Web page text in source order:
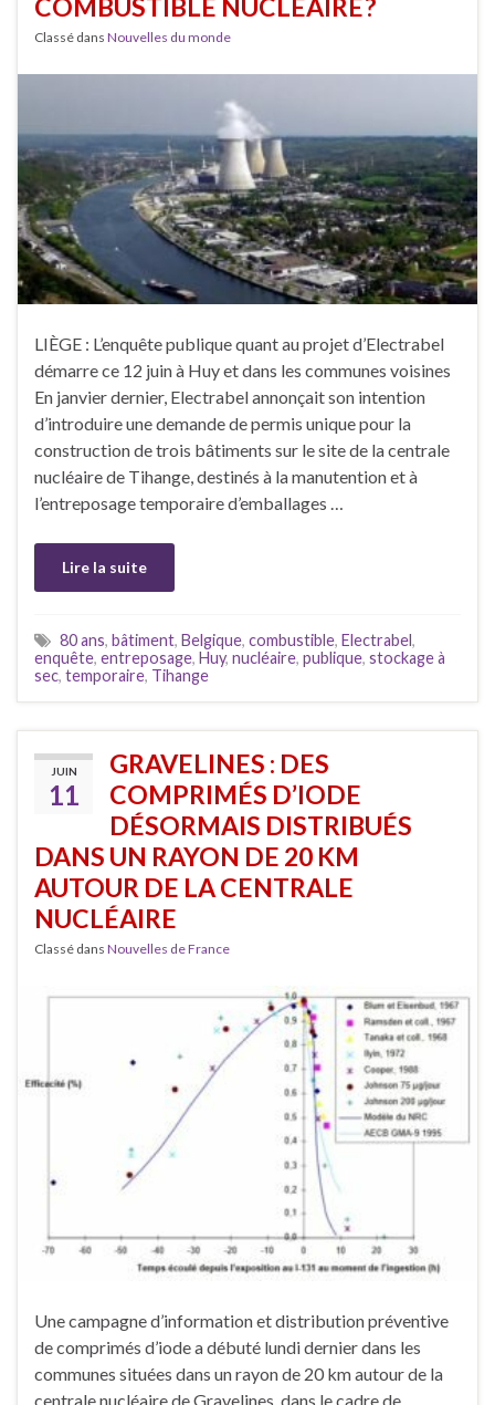
COMBUSTIBLE NUCLÉAIRE ?
Classé dans Nouvelles du monde
LIÈGE : L’enquête publique quant au projet d’Electrabel
démarre ce 12 juin à Huy et dans les communes voisines
En janvier dernier, Electrabel annonçait son intention
d’introduire une demande de permis unique pour la
construction de trois bâtiments sur le site de la centrale
nucléaire de Tihange, destinés à la manutention et à
l’entreposage temporaire d’emballages …
Lire la suite
80 ans, bâtiment, Belgique, combustible, Electrabel,
enquête, entreposage, Huy, nucléaire, publique, stockage à
sec, temporaire, Tihange
JUIN
11
GRAVELINES : DES
COMPRIMÉS D’IODE
DÉSORMAIS DISTRIBUÉS
DANS UN RAYON DE 20 KM
AUTOUR DE LA CENTRALE
NUCLÉAIRE
Classé dans Nouvelles de France
Une campagne d’information et distribution préventive
de comprimés d’iode a débuté lundi dernier dans les
communes situées dans un rayon de 20 km autour de la
centrale nucléaire de Gravelines, dans le cadre de